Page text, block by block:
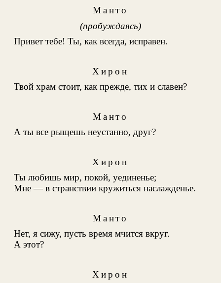
Манто
(пробуждаясь)
Привет тебе! Ты, как всегда, исправен.
Хирон
Твой храм стоит, как прежде, тих и славен?
Манто
А ты все рыщешь неустанно, друг?
Хирон
Ты любишь мир, покой, уединенье;
Мне — в странствии кружиться наслажденье.
Манто
Нет, я сижу, пусть время мчится вкруг.
А этот?
Хирон